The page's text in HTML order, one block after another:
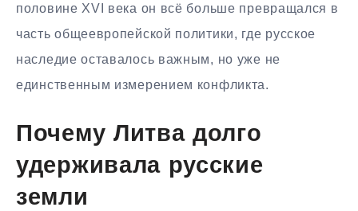
половине XVI века он всё больше превращался в
часть общеевропейской политики, где русское
наследие оставалось важным, но уже не
единственным измерением конфликта.
Почему Литва долго
удерживала русские
земли